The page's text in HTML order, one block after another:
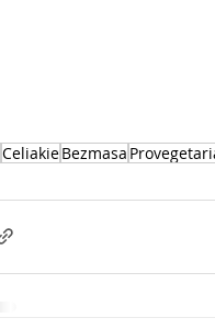
CeliakieBezmasa